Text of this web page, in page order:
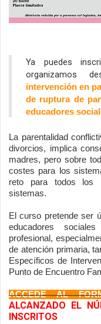
Ya puedes
organizamos
intervención en
de ruptura de
educadores
La parentalidad
divorcios, implica
madres, pero sobre
costes para los
reto para todos los
sistemas.
El curso pretende ser
educadores
profesional,
de atención primaria,
Específicos de
Punto de Encuentro
ACCEDE AL
ALCANZADO EL
INSCRITOS